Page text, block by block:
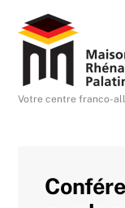
content
Votre centre franco-